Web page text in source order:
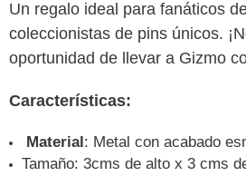
Un regalo ideal para fanáticos
coleccionistas de pins únicos.
oportunidad de llevar a Gizmo
Características:
Material: Metal con acabado
Tamaño: 3cms de alto x 3 cms